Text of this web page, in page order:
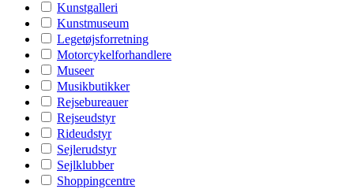
Kunstgalleri
Kunstmuseum
Legetøjsforretning
Motorcykelforhandlere
Museer
Musikbutikker
Rejsebureauer
Rejseudstyr
Rideudstyr
Sejlerudstyr
Sejlklubber
Shoppingcentre